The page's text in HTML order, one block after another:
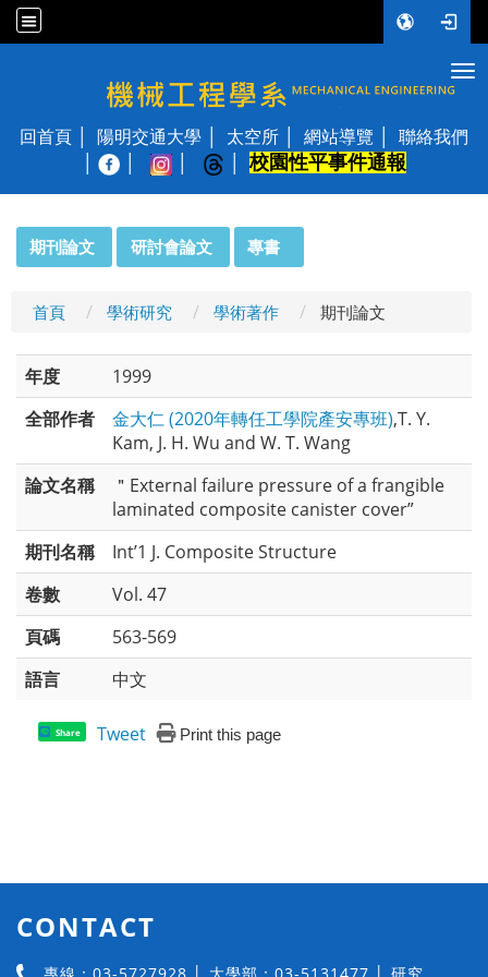
國立陽明交通大學 機械工程學系
回首頁 陽明交通大學 太空所 網站導覽
聯絡我們
校園性平事件通報
期刊論文 研討會論文 專書
首頁 學術研究 學術著作 期刊論文
年度
1999
全部作者
金大仁 (2020年轉任工學院產安專班),T. Y.
Kam, J. H. Wu and W. T. Wang
論文名稱
＂External failure pressure of a frangible
laminated composite canister cover”
期刊名稱
Int’1 J. Composite Structure
卷數
Vol. 47
頁碼
563-569
語言
中文
Share Tweet Print this page
CONTACT